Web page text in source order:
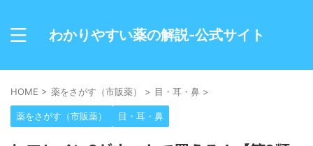
わかりやすい薬の解説-公式サイト
HOME > 薬をさがす（市販薬） > 目・耳・鼻 >
薬をさがす（市販薬） 目・耳・鼻